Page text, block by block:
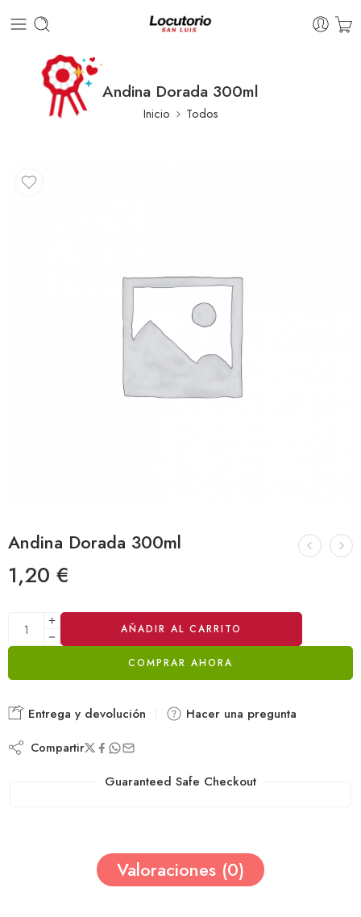
Andina Dorada 300ml
Inicio Todos
Andina Dorada 300ml
1,20 €
AÑADIR AL CARRITO
COMPRAR AHORA
Alternative:
Entrega y devolución Hacer una pregunta
Compartir
Guaranteed Safe Checkout
Valoraciones (0)